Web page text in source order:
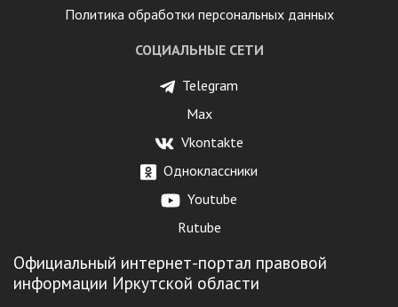
Политика обработки персональных данных
СОЦИАЛЬНЫЕ СЕТИ
Telegram
Max
Vkontakte
Одноклассники
Youtube
Rutube
Официальный интернет-портал правовой
информации Иркутской области